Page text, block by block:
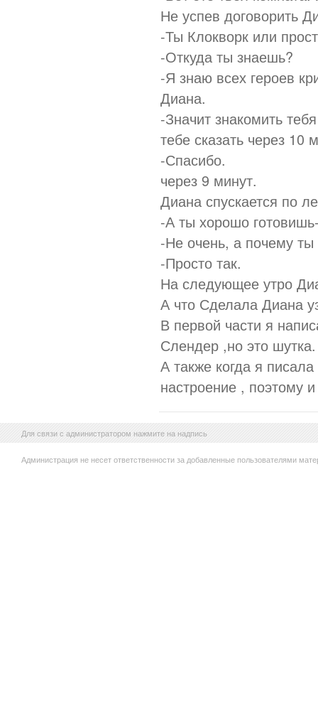
Не успев договорить
-Ты Клокворк или
-Откуда ты знаешь?
-Я знаю всех героев
Диана.
-Значит знакомить
тебе сказать через 10
-Спасибо.
через 9 минут.
Диана спускается по
-А ты хорошо
-Не очень, а почему
-Просто так.
На следующее утро
А что Сделала Диана
В первой части я
Слендер ,но это шутка.
А также когда я
настроение , поэтому
Для связи с администратором нажмите на надпись
Администрация не несет ответственности за добавленные пользователями